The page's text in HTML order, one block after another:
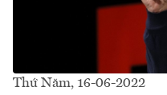
Thứ Năm, 16-06-2022